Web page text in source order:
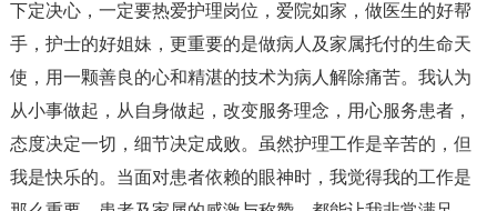
下定决心，一定要热爱护理岗位，爱院如家，做医生的好帮
手，护士的好姐妹，更重要的是做病人及家属托付的生命天
使，用一颗善良的心和精湛的技术为病人解除痛苦。我认为
从小事做起，从自身做起，改变服务理念，用心服务患者，
态度决定一切，细节决定成败。虽然护理工作是辛苦的，但
我是快乐的。当面对患者依赖的眼神时，我觉得我的工作是